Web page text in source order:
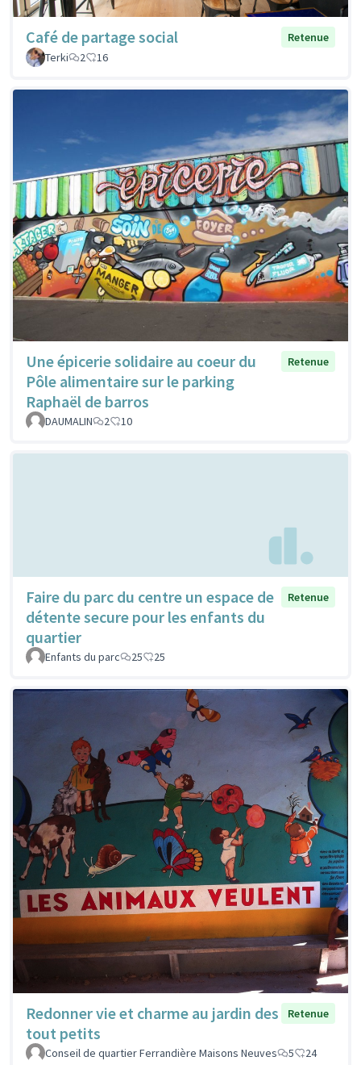
Café de partage social
Retenue
Terki
2 16
Une épicerie solidaire au coeur du
Pôle alimentaire sur le parking
Raphaël de barros
Retenue
DAUMALIN 2 10
Faire du parc du centre un espace de
détente secure pour les enfants du
quartier
Retenue
Enfants du parc 25 25
Redonner vie et charme au jardin des
tout petits
Retenue
Conseil de quartier Ferrandière Maisons Neuves 5 24